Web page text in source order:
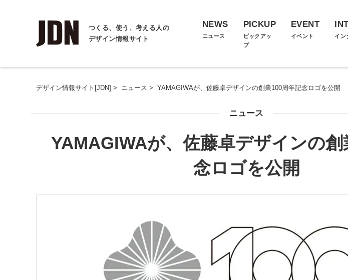
つくる、使う、考える人の
デザイン情報サイト
NEWS
ニュース
PICKUP
ピックアッ
プ
EVENT
イベント イン
デザイン情報サイト[JDN] > ニュース > YAMAGIWAが、佐藤卓デザインの創業100周年記念ロゴを公開
ニュース
YAMAGIWAが、佐藤卓デザインの創
念ロゴを公開